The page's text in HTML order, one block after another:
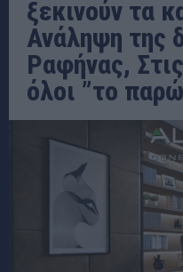
ξεκινούν τα
Ανάληψη της
Ραφήνας,
όλοι ”το